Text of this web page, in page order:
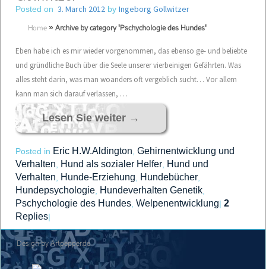
Posted on 3. March 2012 by Ingeborg Gollwitzer
Home » Archive by category 'Pschychologie des Hundes'
Eben habe ich es mir wieder vorgenommen, das ebenso ge- und beliebte
und gründliche Buch über die Seele unserer vierbeinigen Gefährten. Was
alles steht darin, was man woanders oft vergeblich sucht… Vor allem
kann man sich darauf verlassen, …
Lesen Sie weiter →
Posted in Eric H.W.Aldington Gehirnentwicklung und
Verhalten
Hund als sozialer Helfer Hund und
Verhalten
Hunde-Erziehung Hundebücher
Hundepsychologie Hundeverhalten Genetik
Pschychologie des Hundes Welpenentwicklung| 2
Replies|
Design by Artpepper.de